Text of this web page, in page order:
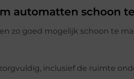
automatten schoon
zo goed mogelijk schoon te
inclusief de ruimte